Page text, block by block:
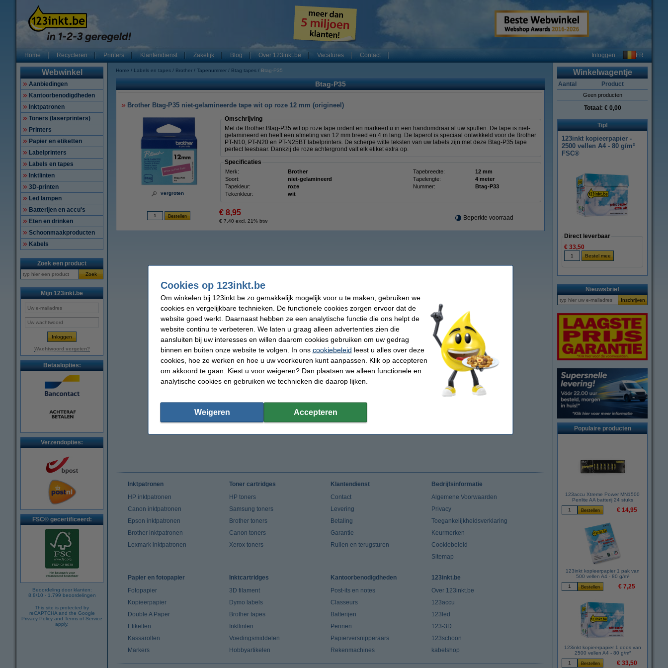
Home Recycleren Printers Klantendienst Zakelijk Blog Over 123inkt.be Vacatures Contact Inloggen FR
Webwinkel
Aanbiedingen
Kantoorbenodigdheden
Inktpatronen
Toners (laserprinters)
Printers
Papier en etiketten
Labelprinters
Labels en tapes
Inktlinten
3D-printen
Led lampen
Batterijen en accu's
Eten en drinken
Schoonmaakproducten
Kabels
Zoek een product
Zoek
Mijn 123inkt.be
Wachtwoord vergeten?
Betaalopties:
Verzendopties:
FSC® gecertificeerd:
Beoordeling door klanten:
8.8/10 - 1.799 beoordelingen
This site is protected by
reCAPTCHA and the Google
Privacy Policy and Terms of Service
apply.
Home Labels en tapes Brother Tapenummer Btag tapes Btag-P35
Btag-P35
Brother Btag-P35 niet-gelamineerde tape wit op roze 12 mm (origineel)
vergroten
Omschrijving
Met de Brother Btag-P35 wit op roze tape ordent en markeert u in een handomdraai al uw spullen. De tape is niet-
gelamineerd en heeft een afmeting van 12 mm breed en 4 m lang. De taperol is speciaal ontwikkeld voor de Brother
PT-N10, PT-N20 en PT-N25BT labelprinters. De scherpe witte teksten van uw labels zijn met deze Btag-P35 tape
perfect leesbaar. Dankzij de roze achtergrond valt elk etiket extra op.
Specificaties
Merk: Brother Tapebreedte:
12 mm
Soort:
niet-gelamineerd Tapelengte:
4 meter
Tapekleur:
roze Nummer:
Btag-P33
Tekenkleur:
wit
€ 8,95
€ 7,40 excl. 21% btw Beperkte voorraad
Winkelwagentje
Aantal Product
Geen producten
Totaal: € 0,00
Tip!
123inkt kopieerpapier -
2500 vellen A4 - 80 g/m²
FSC®
Direct leverbaar
€ 33,50
Nieuwsbrief
Populaire producten
123accu Xtreme Power MN1500
Penlite AA batterij 24 stuks
€ 14,95
123inkt kopieerpapier 1 pak van
500 vellen A4 - 80 g/m²
€ 7,25
123inkt kopieerpapier 1 doos van
2500 vellen A4 - 80 g/m²
€ 33,50
Inktpatronen
HP inktpatronen
Canon inktpatronen
Epson inktpatronen
Brother inktpatronen
Lexmark inktpatronen
Toner cartridges
HP toners
Samsung toners
Brother toners
Canon toners
Xerox toners
Klantendienst
Contact
Levering
Betaling
Garantie
Ruilen en terugsturen
Bedrijfsinformatie
Algemene Voorwaarden
Privacy
Toegankelijkheidsverklaring
Keurmerken
Cookiebeleid
Sitemap
Papier en fotopapier
Fotopapier
Kopieerpapier
Double A Paper
Etiketten
Kassarollen
Markers
Inktcartridges
3D filament
Dymo labels
Brother tapes
Inktlinten
Voedingsmiddelen
Hobbyartikelen
Kantoorbenodigdheden
Post-its en notes
Classeurs
Batterijen
Pennen
Papierversnipperaars
Rekenmachines
123inkt.be
Over 123inkt.be
123accu
123led
123-3D
123schoon
kabelshop
Cookies op 123inkt.be
Om winkelen bij 123inkt.be zo gemakkelijk mogelijk voor u te maken, gebruiken we
cookies en vergelijkbare technieken. De functionele cookies zorgen ervoor dat de
website goed werkt. Daarnaast hebben ze een analytische functie die ons helpt de
website continu te verbeteren. We laten u graag alleen advertenties zien die
aansluiten bij uw interesses en willen daarom cookies gebruiken om uw gedrag
binnen en buiten onze website te volgen. In ons cookiebeleid leest u alles over deze
cookies, hoe ze werken en hoe u uw voorkeuren kunt aanpassen. Klik op accepteren
om akkoord te gaan. Kiest u voor weigeren? Dan plaatsen we alleen functionele en
analytische cookies en gebruiken we technieken die daarop lijken.
Weigeren Accepteren